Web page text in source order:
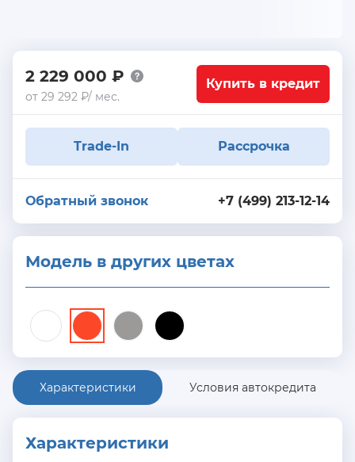
2 229 000 ₽
от 29 292 ₽/ мес.
Купить в кредит
Trade-In Рассрочка
+7 (499) 213-12-14
Обратный звонок
Модель в других цветах
Характеристики Условия автокредита
Характеристики